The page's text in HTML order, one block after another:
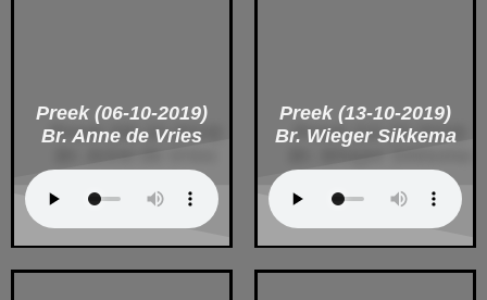
Preek (06-10-2019)
Br. Anne de Vries
Preek (13-10-2019)
Br. Wieger Sikkema